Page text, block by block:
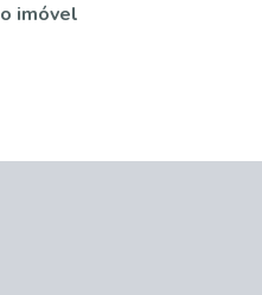
imóvel